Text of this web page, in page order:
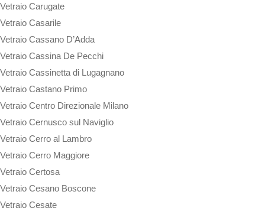
Vetraio Carugate
Vetraio Casarile
Vetraio Cassano D’Adda
Vetraio Cassina De Pecchi
Vetraio Cassinetta di Lugagnano
Vetraio Castano Primo
Vetraio Centro Direzionale Milano
Vetraio Cernusco sul Naviglio
Vetraio Cerro al Lambro
Vetraio Cerro Maggiore
Vetraio Certosa
Vetraio Cesano Boscone
Vetraio Cesate